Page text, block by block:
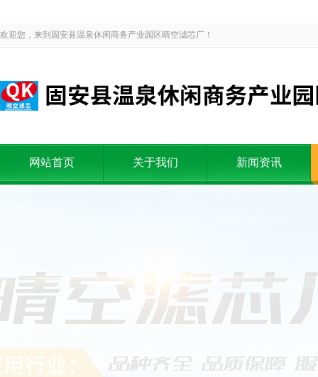
欢迎您，来到固安县温泉休闲商务产业园区晴空滤芯厂！
网站首页 关于我们 新闻资讯